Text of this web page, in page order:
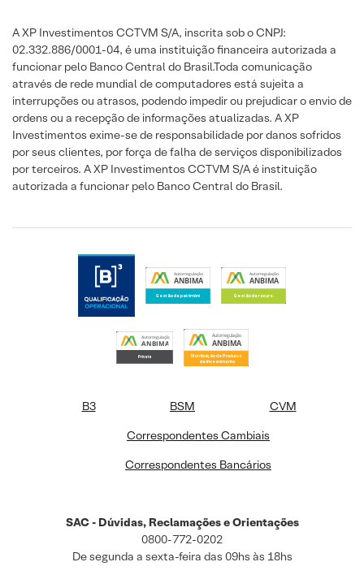
A XP Investimentos CCTVM S/A, inscrita sob o CNPJ:
02.332.886/0001-04, é uma instituição financeira autorizada a
funcionar pelo Banco Central do Brasil.Toda comunicação
através de rede mundial de computadores está sujeita a
interrupções ou atrasos, podendo impedir ou prejudicar o envio de
ordens ou a recepção de informações atualizadas. A XP
Investimentos exime-se de responsabilidade por danos sofridos
por seus clientes, por força de falha de serviços disponibilizados
por terceiros. A XP Investimentos CCTVM S/A é instituição
autorizada a funcionar pelo Banco Central do Brasil.
B3 BSM
CVM
Correspondentes Cambiais
Correspondentes Bancários
SAC - Dúvidas, Reclamações e Orientações
0800-772-0202
De segunda a sexta-feira das 09hs às 18hs